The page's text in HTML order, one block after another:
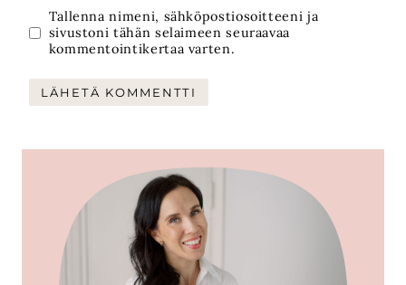
Tallenna nimeni, sähköpostiosoitteeni ja
sivustoni tähän selaimeen seuraavaa
kommentointikertaa varten.